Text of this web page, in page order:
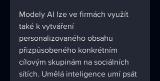
Modely AI lze ve firmách využít
také k vytváření
personalizovaného obsahu
přizpůsobeného konkrétním
cílovým skupinám na sociálních
sítích. Umělá inteligence umí psát